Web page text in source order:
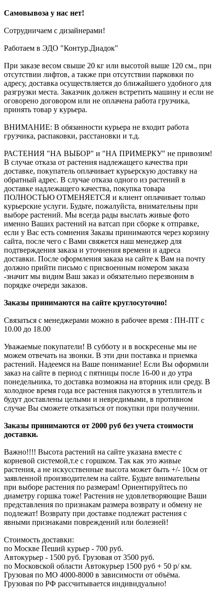
Самовывоза у нас нет!
Сотрудничаем с дизайнерами!
Работаем в ЭДО "Контур.Диадок"
При заказе весом свыше 20 кг или высотой выше 120 см., при
отсутствии лифтов, а также при отсутствии парковки по
адресу, доставка осуществляется до ближайшего удобного для
разгрузки места. Заказчик должен встретить машину и если не
оговорено договором или не оплачена работа грузчика,
принять товар у курьера.
ВНИМАНИЕ: В обязанности курьера не входит работа
грузчика, распаковки, расстановки и т.д.
РАСТЕНИЯ "НА ВЫБОР" и "НА ПРИМЕРКУ" не привозим!
В случае отказа от растения надлежащего качества при
доставке, покупатель оплачивает курьерскую доставку на
обратный адрес. В случае отказа одного из растений в
доставке надлежащего качества, покупка товара
ПОЛНОСТЬЮ ОТМЕНЯЕТСЯ и клиент оплачивает только
курьерские услуги. Будьте, пожалуйста, внимательны при
выборе растений. Мы всегда рады выслать живые фото
именно Ваших растений на ватсап при сборке к отправке,
если у Вас есть сомнения Заказы принимаются через корзину
сайта, после чего с Вами свяжется наш менеджер для
подтверждения заказа и уточнения времени и адреса
доставки. После оформления заказа на сайте к Вам на почту
должно прийти письмо с присвоенным номером заказа
-значит мы видим Ваш заказ и обязательно перезвоним в
порядке очереди заказов.
Заказы принимаются на сайте круглосуточно!
Связаться с менеджерами можно в рабочее время : ПН-ПТ с
10.00 до 18.00
Уважаемые покупатели! В субботу и в воскресенье мы не
можем отвечать на звонки. В эти дни поставка и приемка
растений. Надеемся на Ваше понимание! Если Вы оформили
заказ на сайте в период с пятницы после 16-00 и до утра
понедельника, то доставка возможна на вторник или среду. В
холодное время года все растения пакуются в утеплитель и
будут доставлены целыми и невредимыми, в противном
случае Вы сможете отказаться от покупки при получении.
Заказы принимаются от 2000 руб без учета стоимости
доставки.
Важно!!!! Высота растений на сайте указана вместе с
корневой системой,т.е с горшком. Так как это живые
растения, а не искусственные высота может быть +/- 10см от
заявленной производителем на сайте. Будьте внимательны
при выборе растения по размерам! Ориентируйтесь по
диаметру горшка тоже! Растения не удовлетворяющие Ваши
представления по признакам размера возврату и обмену не
подлежат! Возврату при доставке подлежат растения с
явными признаками повреждений или болезней!
Стоимость доставки:
по Москве Пеший курьер - 700 руб.
Автокурьер - 1500 руб. Грузовая от 3500 руб.
по Московской области Автокурьер 1500 руб + 50 р/ км.
Грузовая по МО 4000-8000 в зависимости от объёма.
Грузовая по РФ рассчитывается индивидуально!